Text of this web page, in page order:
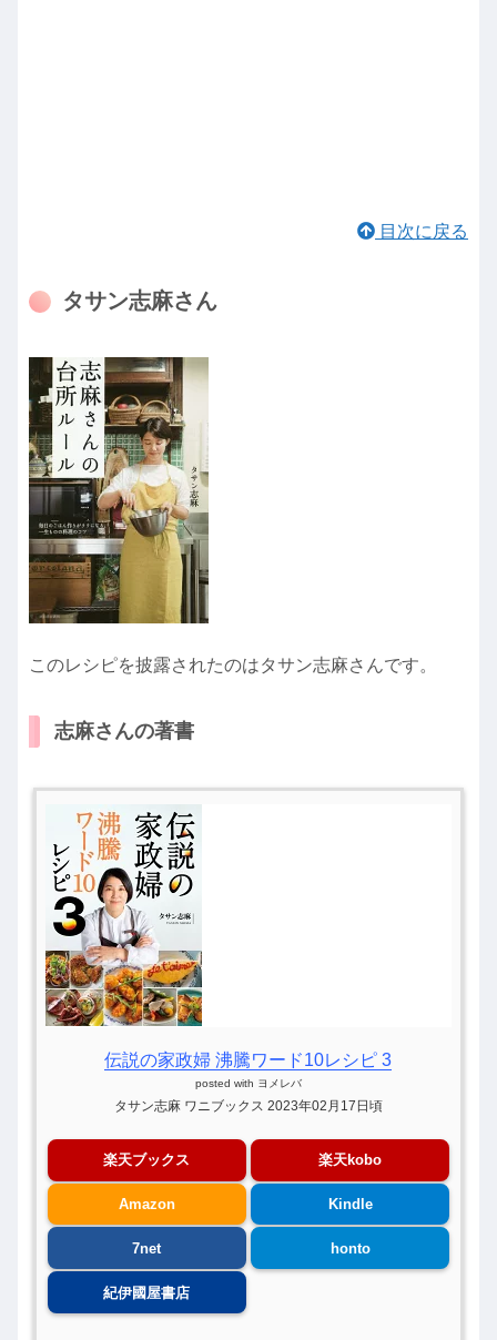
目次に戻る
タサン志麻さん
このレシピを披露されたのはタサン志麻さんです。
志麻さんの著書
伝説の家政婦 沸騰ワード10レシピ 3
posted with ヨメレバ
タサン志麻 ワニブックス 2023年02月17日頃
楽天ブックス 楽天kobo
Amazon Kindle
7net honto
紀伊國屋書店